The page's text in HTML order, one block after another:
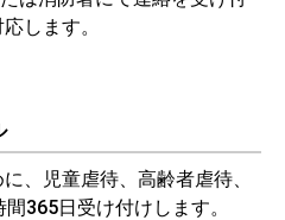
します。
、児童虐待、高齢者虐待、
365日受け付けします。